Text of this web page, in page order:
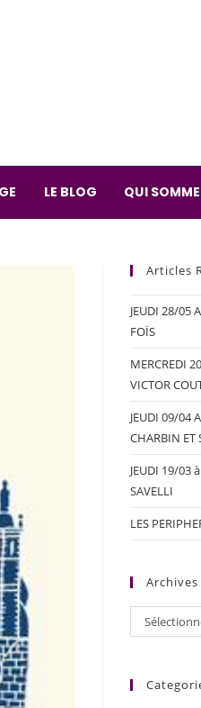
LE BLOG QUI
Articles
JEUDI 28/05
FOÏS
MERCREDI
VICTOR
JEUDI 09/04
CHARBIN ET
JEUDI 19/03
SAVELLI
LES
Archives